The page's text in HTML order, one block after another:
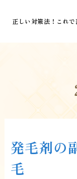
正しい対策法！これ
発毛剤の
毛